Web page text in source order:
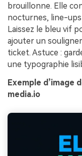
brouillonne. Elle
nocturnes, line-ups
Laissez le bleu vif
ajouter un
ticket. Astuce :
une typographie
Exemple d’image
media.io